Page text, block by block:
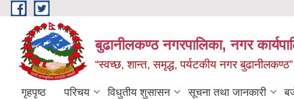
Skip to main content
बुढानीलकण्ठ नगरपालिका, नगर
“स्वच्छ, शान्त, समृद्ध, पर्यटकीय नगर बुढानीलकण्ठ”
गृहपृष्ठ परिचय विधुतीय शुसासन सूचना तथा जानकारी